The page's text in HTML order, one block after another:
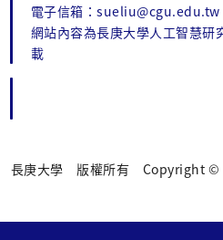
電子信箱：sueliu@cgu.edu.tw
網站內容為長庚大學人工智慧研
載
長庚大學 版權所有 Copyright ©